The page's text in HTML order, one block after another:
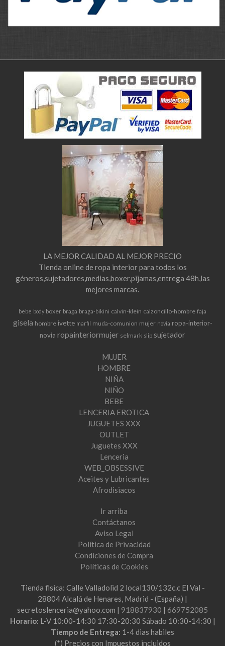
LA MEJOR CALIDAD AL MEJOR PRECIO
Tienda online de ropa interior para todos los
géneros,sujetadores,medias,boxer,pijamas,entrega 48h,las
mejores marcas.
bebe body boxer braga braga-bikini calvin-klein calzoncillo-hombre faja
gisela hombre ivette marfil muda-comunion mujer novia ropa-interior-
novia ropainteriormujer selmark slip sujetador
MUJER
HOMBRE
NIÑA
NIÑO
BEBE
LENCERIA EROTICA
JUGUETES XXX
OUTLET
Juguetes XXX
Lenceria
WEB_OBSESSIVE
Aceites y Lubricantes
Afrodisiacos
Ir arriba
Contáctanos
Aviso Legal
Política de Privacidad
Condiciones de Compra
Políticas de Cookies
Tienda fisica: Calle Valladolid 2 local130/132c.c El Val -
28804 Alcalá de Henares, Madrid - (España) |
secretoslenceria@yahoo.com | 918837930 | 669752085
Horario: L-V 10:00-14:30 17:30-20:30 Sábado 10:30-14:30 |
Tiempo de Entrega: 1-4 dias habiles
(*) Precios con Impuestos incluidos